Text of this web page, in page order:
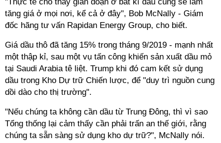
tăng giá ở mọi nơi, kể cả ở đây", Bob McNally - Giám
đốc hãng tư vấn Rapidan Energy Group, cho biết.
Giá dầu thô đã tăng 15% trong tháng 9/2019 - mạnh nhất
một thập kỉ, sau một vụ tấn công khiến sản xuất dầu mỏ
tại Saudi Arabia tê liệt. Trump khi đó cam kết sử dụng
dầu trong Kho Dự trữ Chiến lược, để "duy trì nguồn cung
dồi dào cho thị trường".
"Nếu chúng ta không cần dầu từ Trung Đông, thì vì sao
Tổng thống lại cảm thấy cần phải trấn an thế giới, rằng
chúng ta sẵn sàng sử dụng kho dự trữ?", McNally nói.